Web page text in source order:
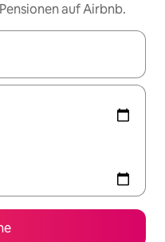
auf Airbnb.
navigiere mit den